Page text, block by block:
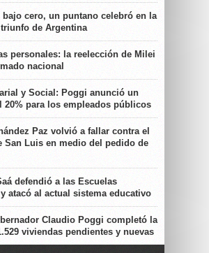
bajo cero, un puntano celebró en la
de Argentina
personales: la reelección de Milei
nacional
y Social: Poggi anunció un
20% para los empleados públicos
Paz volvió a fallar contra el
San Luis en medio del pedido de
defendió a las Escuelas
atacó al actual sistema educativo
Claudio Poggi completó la
viviendas pendientes y nuevas